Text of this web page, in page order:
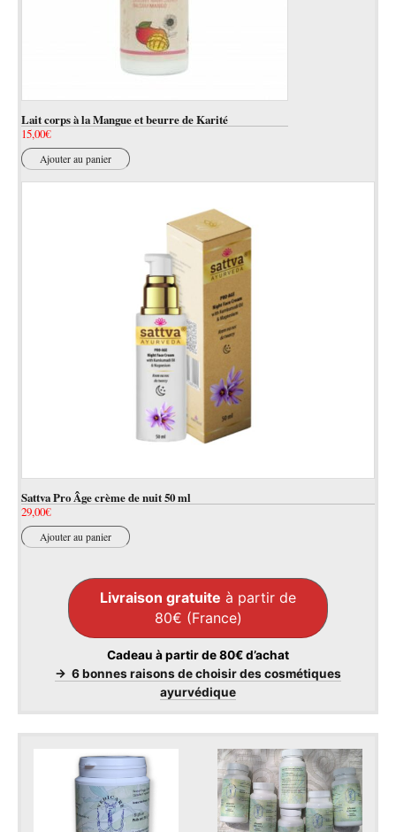
Lait corps à la Mangue et beurre de Karité
15,00€
Ajouter au panier
Sattva Pro Âge crème de nuit 50 ml
29,00€
Ajouter au panier
Livraison gratuite à partir de
80€ (France)
Cadeau à partir de 80€ d’achat
→ 6 bonnes raisons de choisir des cosmétiques
ayurvédique